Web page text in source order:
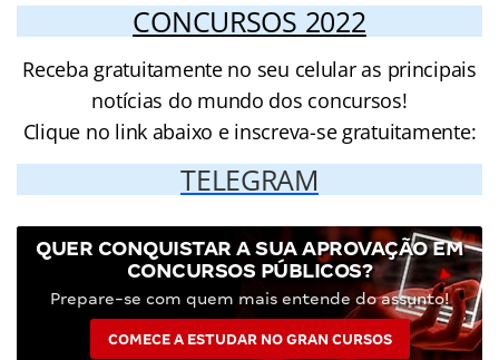
CONCURSOS 2022
Receba gratuitamente no seu celular as principais
notícias do mundo dos concursos!
Clique no link abaixo e inscreva-se gratuitamente:
TELEGRAM
QUER CONQUISTAR A SUA APROVAÇÃO EM
CONCURSOS PÚBLICOS?
Prepare-se com quem mais entende do assunto!
COMECE A ESTUDAR NO GRAN CURSOS